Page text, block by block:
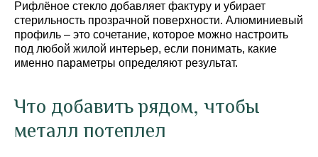
Рифлёное стекло добавляет фактуру и убирает
стерильность прозрачной поверхности. Алюминиевый
профиль – это сочетание, которое можно настроить
под любой жилой интерьер, если понимать, какие
именно параметры определяют результат.
Что добавить рядом, чтобы
металл потеплел